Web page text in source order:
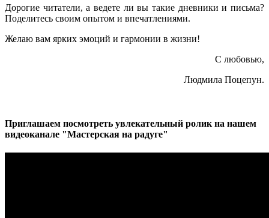
Дорогие читатели, а ведете ли вы такие дневники и письма?
Поделитесь своим опытом и впечатлениями.
Желаю вам ярких эмоций и гармонии в жизни!
С любовью,
Людмила Поцепун.
Приглашаем посмотреть увлекательный ролик на нашем
видеоканале "Мастерская на радуге"